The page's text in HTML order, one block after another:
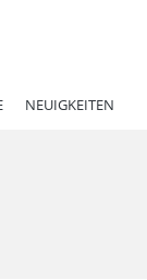
NEUIGKEITEN